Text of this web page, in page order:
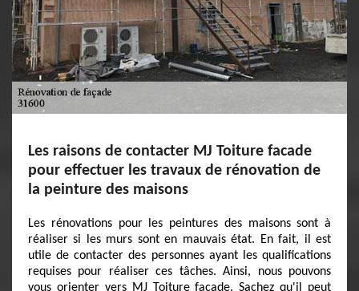
Les raisons de contacter MJ Toiture facade
pour effectuer les travaux de rénovation de
la peinture des maisons
Les rénovations pour les peintures des maisons sont à
réaliser si les murs sont en mauvais état. En fait, il est
utile de contacter des personnes ayant les qualifications
requises pour réaliser ces tâches. Ainsi, nous pouvons
vous orienter vers MJ Toiture facade. Sachez qu'il peut